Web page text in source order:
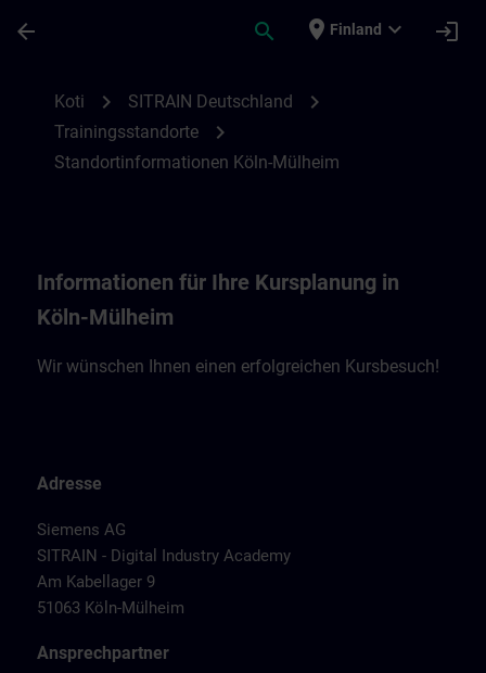
arrow_back search place Finland expand_more login
Koti chevron_right SITRAIN Deutschland chevron_right
Trainingsstandorte chevron_right
Standortinformationen Köln-Mülheim
Informationen für Ihre Kursplanung in
Köln-Mülheim
Wir wünschen Ihnen einen erfolgreichen Kursbesuch!
Adresse
Siemens AG
SITRAIN - Digital Industry Academy
Am Kabellager 9
51063 Köln-Mülheim
Ansprechpartner